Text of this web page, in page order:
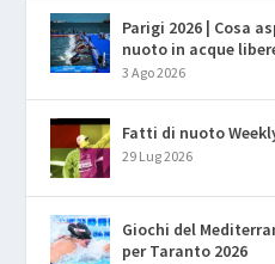
Parigi 2026 | Cosa
nuoto in acque
3 Ago 2026
Fatti di nuoto
29 Lug 2026
Giochi del
per Taranto 2026